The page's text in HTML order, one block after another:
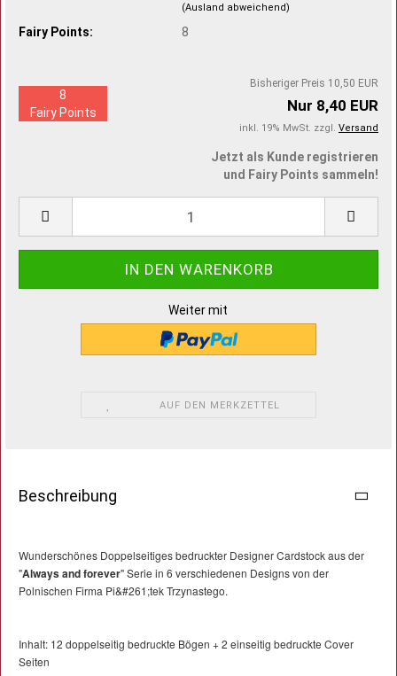
(Ausland abweichend)
Fairy Points: 8
Bisheriger Preis 10,50 EUR
Nur 8,40 EUR
inkl. 19% MwSt. zzgl. Versand
8
Fairy Points
Jetzt als Kunde registrieren
und Fairy Points sammeln!
Weiter mit
AUF DEN MERKZETTEL
Beschreibung
Wunderschönes Doppelseitiges bedruckter Designer Cardstock aus der
"Always and forever" Serie in 6 verschiedenen Designs von der
Polnischen Firma Pi&#261;tek Trzynastego.
Inhalt: 12 doppelseitig bedruckte Bögen + 2 einseitig bedruckte Cover
Seiten